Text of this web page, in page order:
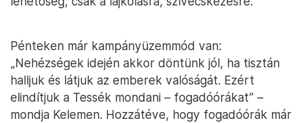
Pénteken már kampányüzemmód van:
„Nehézségek idején akkor döntünk jól, ha tisztán
halljuk és látjuk az emberek valóságát. Ezért
elindítjuk a Tessék mondani – fogadóórákat” –
mondja Kelemen. Hozzátéve, hogy fogadóórák már